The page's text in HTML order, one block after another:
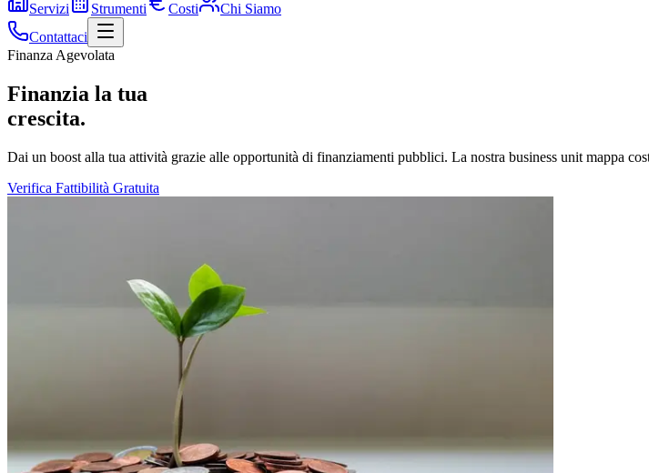
Servizi
Strumenti Costi
Chi Siamo
Contattaci
Finanza Agevolata
Finanzia la tua
crescita.
Dai un boost alla tua attività grazie alle opportunità di finanziamenti pubblici. La nostra business unit mappa
Verifica Fattibilità Gratuita